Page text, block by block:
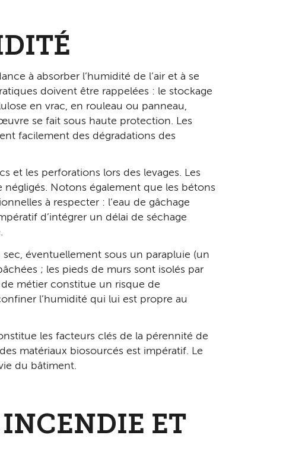
à absorber l’humidité de l’air et à se
doivent être rappelées : le stockage
en vrac, en rouleau ou panneau,
se fait sous haute protection. Les
facilement des dégradations des
et les perforations lors des levages. Les
négligés. Notons également que les bétons
à respecter : l’eau de gâchage
d’intégrer un délai de séchage
éventuellement sous un parapluie (un
; les pieds de murs sont isolés par
métier constitue un risque de
l’humidité qui lui est propre au
les facteurs clés de la pérennité de
matériaux biosourcés est impératif. Le
du bâtiment.
ET